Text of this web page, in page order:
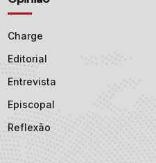
Charge
Editorial
Entrevista
Episcopal
Reflexão